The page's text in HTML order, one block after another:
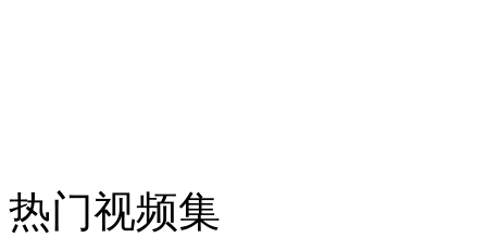
走！跟着总书记去植树
热门视频集